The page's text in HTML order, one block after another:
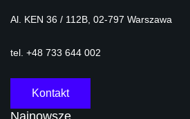
Al. KEN 36 / 112B, 02-797 Warszawa
tel. +48 733 644 002
Kontakt